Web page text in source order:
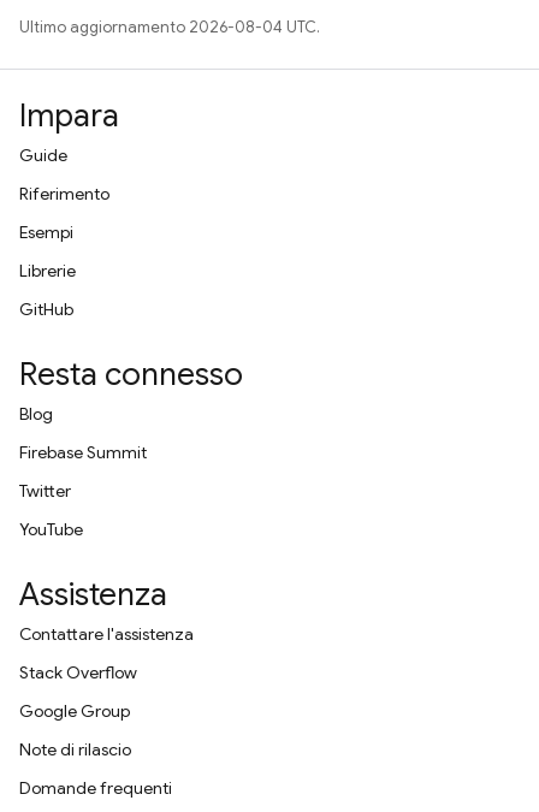
Ultimo aggiornamento 2026-08-04 UTC.
Impara
Guide
Riferimento
Esempi
Librerie
GitHub
Resta connesso
Blog
Firebase Summit
Twitter
YouTube
Assistenza
Contattare l'assistenza
Stack Overflow
Google Group
Note di rilascio
Domande frequenti